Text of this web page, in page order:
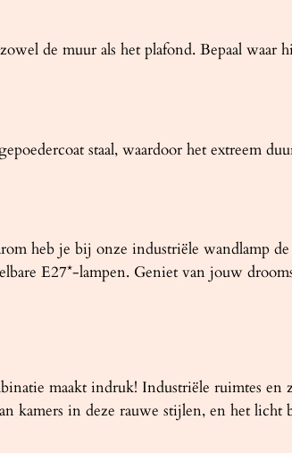
de muur als het plafond. Bepaal waar
staal, waardoor het extreem
heb je bij onze industriële wandlamp
E27*-lampen. Geniet van jouw
maakt indruk! Industriële ruimtes
kamers in deze rauwe stijlen, en het licht